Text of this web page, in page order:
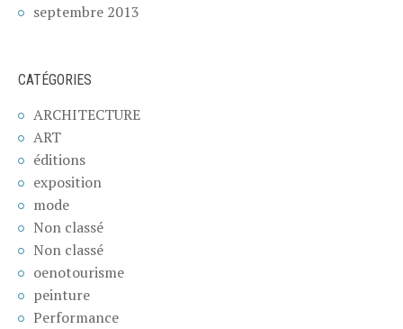
septembre 2013
CATÉGORIES
ARCHITECTURE
ART
éditions
exposition
mode
Non classé
Non classé
oenotourisme
peinture
Performance